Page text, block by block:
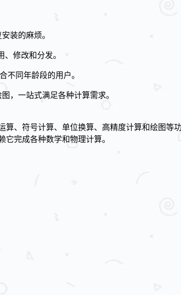
装的麻烦。
修改和分发。
不同年龄段的用户。
，一站式满足各种计算需求。
算、符号计算、单位换算、高精度计算和绘图
完成各种数学和物理计算。